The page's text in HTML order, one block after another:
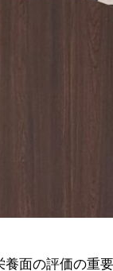
面の評価の重